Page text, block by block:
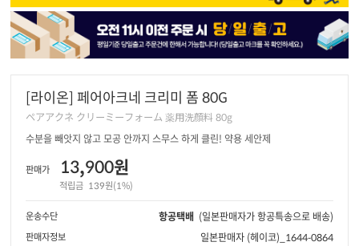
[라이온] 페어아크네 크리미 폼 80G
ペアアクネ クリーミーフォーム 薬用洗顔料 80g
수분을 빼앗지 않고 모공 안까지 스무스 하게 클린! 약용 세안제
판매가 13,900원
적립금 139원(1%)
운송수단 항공택배 (일본판매자가 항공특송으로 배송)
판매자정보 일본판매자 (헤이코)_1644-0864